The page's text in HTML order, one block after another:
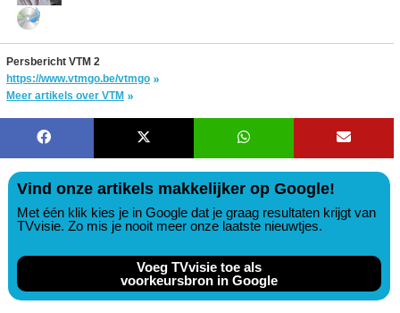
Persbericht VTM 2
https://www.vtmgo.be/vtmgo
Meer artikels over VTM
Vind onze artikels makkelijker op Google!
Met één klik kies je in Google dat je graag resultaten krijgt van
TVvisie. Zo mis je nooit meer onze laatste nieuwtjes.
Voeg TVvisie toe als
voorkeursbron in Google